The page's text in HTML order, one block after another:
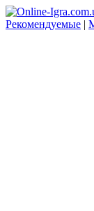
Рекомендуемые |